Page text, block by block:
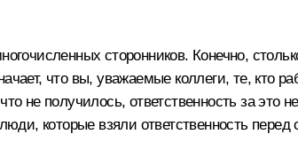
сторонников. Конечно,
что вы, уважаемые коллеги, те, кто
не получилось, ответственность за это
которые взяли ответственность перед